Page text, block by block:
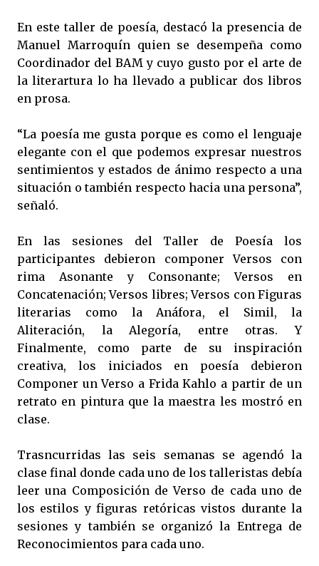
En este taller de poesía, destacó la presencia de
Manuel Marroquín quien se desempeña como
Coordinador del BAM y cuyo gusto por el arte de
la literartura lo ha llevado a publicar dos libros
en prosa.
“La poesía me gusta porque es como el lenguaje
elegante con el que podemos expresar nuestros
sentimientos y estados de ánimo respecto a una
situación o también respecto hacia una persona”,
señaló.
En las sesiones del Taller de Poesía los
participantes debieron componer Versos con
rima Asonante y Consonante; Versos en
Concatenación; Versos libres; Versos con Figuras
literarias como la Anáfora, el Simil, la
Aliteración, la Alegoría, entre otras. Y
Finalmente, como parte de su inspiración
creativa, los iniciados en poesía debieron
Componer un Verso a Frida Kahlo a partir de un
retrato en pintura que la maestra les mostró en
clase.
Trasncurridas las seis semanas se agendó la
clase final donde cada uno de los talleristas debía
leer una Composición de Verso de cada uno de
los estilos y figuras retóricas vistos durante la
sesiones y también se organizó la Entrega de
Reconocimientos para cada uno.